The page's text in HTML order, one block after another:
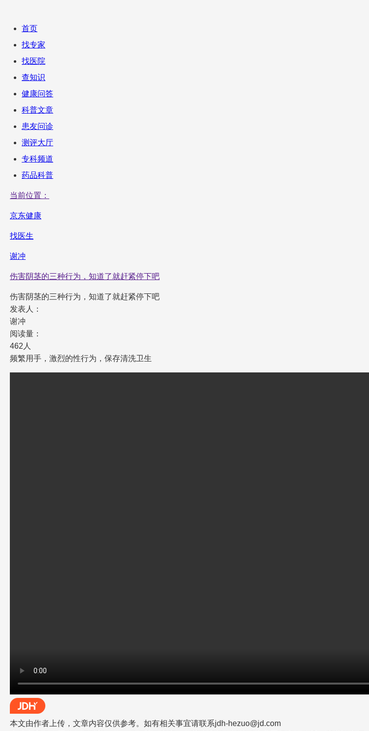
首页
找专家
找医院
查知识
健康问答
科普文章
患友问诊
测评大厅
专科频道
药品科普
当前位置：
京东健康
找医生
谢冲
伤害阴茎的三种行为，知道了就赶紧停下吧
伤害阴茎的三种行为，知道了就赶紧停下吧
发表人：
谢冲
阅读量：
462人
频繁用手，激烈的性行为，保存清洗卫生
本文由作者上传，文章内容仅供参考。如有相关事宜请联系jdh-hezuo@jd.com